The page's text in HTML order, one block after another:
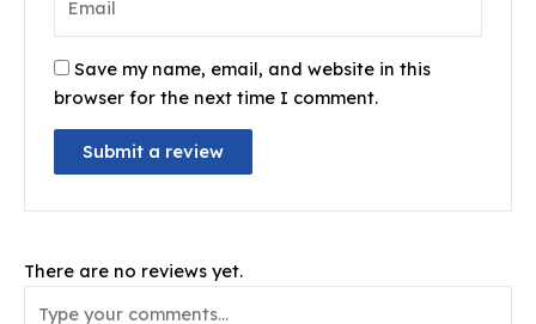
Save my name, email, and website in this
browser for the next time I comment.
There are no reviews yet.